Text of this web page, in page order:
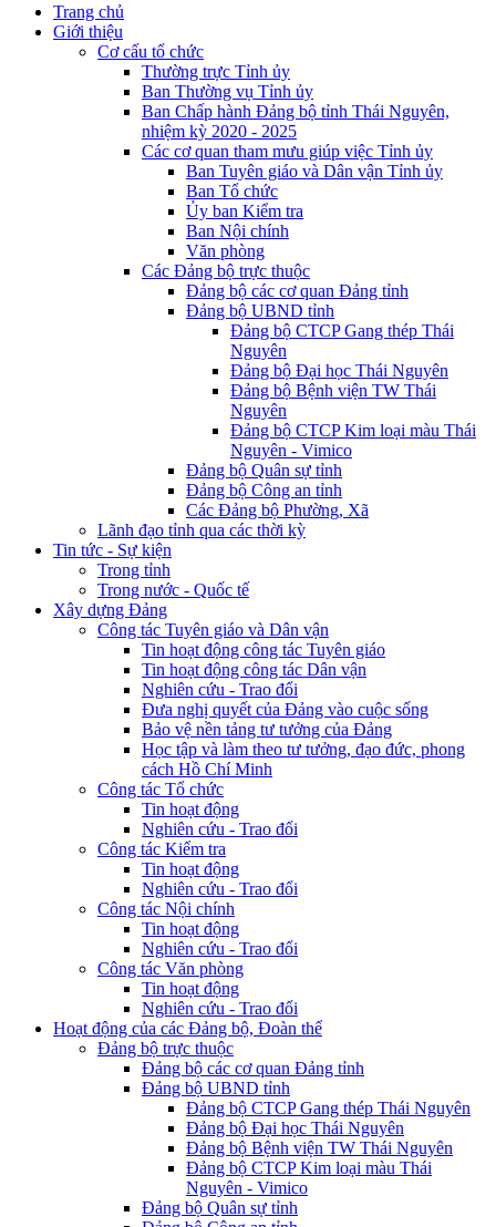
Trang chủ
Giới thiệu
Cơ cấu tổ chức
Thường trực Tỉnh ủy
Ban Thường vụ Tỉnh ủy
Ban Chấp hành Đảng bộ tỉnh Thái Nguyên,
nhiệm kỳ 2020 - 2025
Các cơ quan tham mưu giúp việc Tỉnh ủy
Ban Tuyên giáo và Dân vận Tỉnh ủy
Ban Tổ chức
Ủy ban Kiểm tra
Ban Nội chính
Văn phòng
Các Đảng bộ trực thuộc
Đảng bộ các cơ quan Đảng tỉnh
Đảng bộ UBND tỉnh
Đảng bộ CTCP Gang thép Thái
Nguyên
Đảng bộ Đại học Thái Nguyên
Đảng bộ Bệnh viện TW Thái
Nguyên
Đảng bộ CTCP Kim loại màu Thái
Nguyên - Vimico
Đảng bộ Quân sự tỉnh
Đảng bộ Công an tỉnh
Các Đảng bộ Phường, Xã
Lãnh đạo tỉnh qua các thời kỳ
Tin tức - Sự kiện
Trong tỉnh
Trong nước - Quốc tế
Xây dựng Đảng
Công tác Tuyên giáo và Dân vận
Tin hoạt động công tác Tuyên giáo
Tin hoạt động công tác Dân vận
Nghiên cứu - Trao đổi
Đưa nghị quyết của Đảng vào cuộc sống
Bảo vệ nền tảng tư tưởng của Đảng
Học tập và làm theo tư tưởng, đạo đức, phong
cách Hồ Chí Minh
Công tác Tổ chức
Tin hoạt động
Nghiên cứu - Trao đổi
Công tác Kiểm tra
Tin hoạt động
Nghiên cứu - Trao đổi
Công tác Nội chính
Tin hoạt động
Nghiên cứu - Trao đổi
Công tác Văn phòng
Tin hoạt động
Nghiên cứu - Trao đổi
Hoạt động của các Đảng bộ, Đoàn thể
Đảng bộ trực thuộc
Đảng bộ các cơ quan Đảng tỉnh
Đảng bộ UBND tỉnh
Đảng bộ CTCP Gang thép Thái Nguyên
Đảng bộ Đại học Thái Nguyên
Đảng bộ Bệnh viện TW Thái Nguyên
Đảng bộ CTCP Kim loại màu Thái
Nguyên - Vimico
Đảng bộ Quân sự tỉnh